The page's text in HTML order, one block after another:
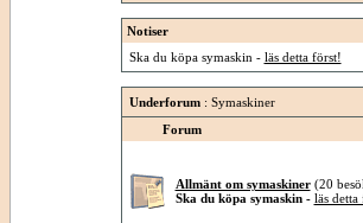
Notiser
Ska du köpa symaskin - läs detta först!
Underforum: Symaskiner
Forum
Allmänt om symaskiner (20
Ska du köpa symaskin - läs detta